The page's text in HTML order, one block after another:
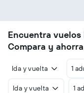
Encuentra
Compara y ahorra
Ida y vuelta 1
Ida y vuelta 1